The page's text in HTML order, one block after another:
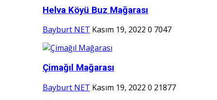
Helva Köyü Buz Mağarası
Bayburt NET Kasım 19, 2022 0 7047
Çimağıl Mağarası
Bayburt NET Kasım 19, 2022 0 21877